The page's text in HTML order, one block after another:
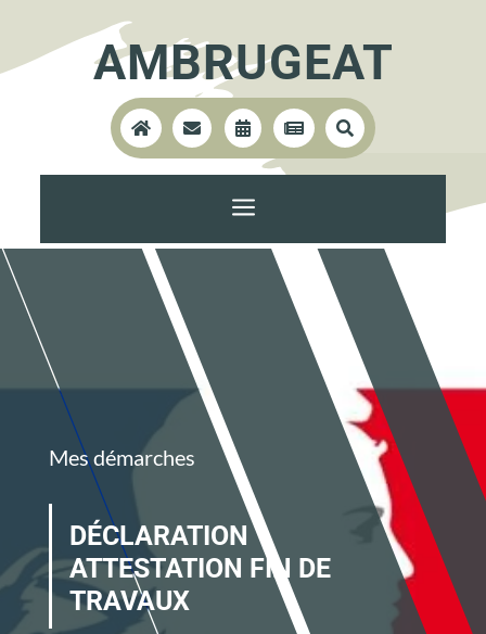
AMBRUGEAT
    
a
Mes démarches
DÉCLARATION
ATTESTATION FIN DE
TRAVAUX